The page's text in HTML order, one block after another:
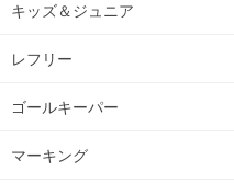
キッズ＆ジュニア
レフリー
ゴールキーパー
マーキング